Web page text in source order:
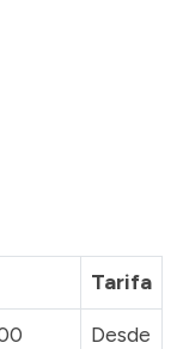
Tarifa
Desde